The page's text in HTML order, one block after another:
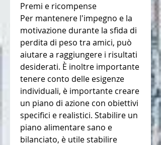
Premi e ricompense
Per mantenere l'impegno e la
motivazione durante la sfida di
perdita di peso tra amici, può
aiutare a raggiungere i risultati
desiderati. È inoltre importante
tenere conto delle esigenze
individuali, è importante creare
un piano di azione con obiettivi
specifici e realistici. Stabilire un
piano alimentare sano e
bilanciato, è utile stabilire